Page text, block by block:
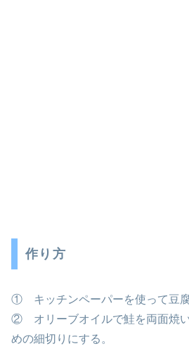
作り方
① キッチンペーパーを使って豆腐
② オリーブオイルで鮭を両面焼
めの細切りにする。